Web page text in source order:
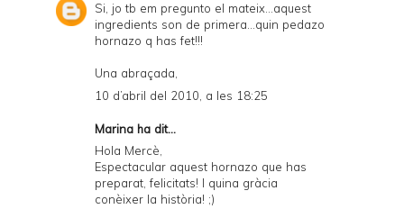
Si, jo tb em pregunto el mateix...aquest
ingredients son de primera...quin pedazo
hornazo q has fet!!!
Una abraçada,
10 d’abril del 2010, a les 18:25
Marina ha dit...
Hola Mercè,
Espectacular aquest hornazo que has
preparat, felicitats! I quina gràcia
conèixer la història! ;)